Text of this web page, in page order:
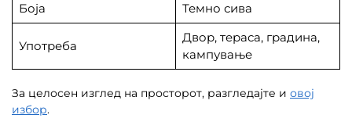
Боја
Темно сива
Употреба
Двор, тераса, градина,
кампување
За целосен изглед на просторот, разгледајте и овој
избор.